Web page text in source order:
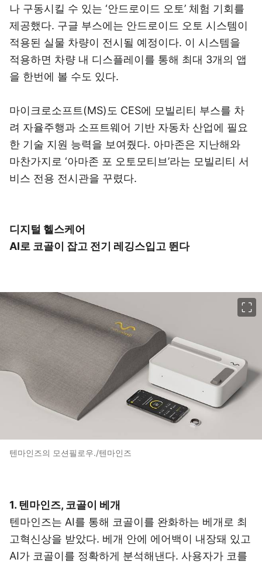
나 구동시킬 수 있는 ‘안드로이드 오토’ 체험 기회를
제공했다. 구글 부스에는 안드로이드 오토 시스템이
적용된 실물 차량이 전시될 예정이다. 이 시스템을
적용하면 차량 내 디스플레이를 통해 최대 3개의 앱
을 한번에 볼 수도 있다.
마이크로소프트(MS)도 CES에 모빌리티 부스를 차
려 자율주행과 소프트웨어 기반 자동차 산업에 필요
한 기술 지원 능력을 보여줬다. 아마존은 지난해와
마찬가지로 ‘아마존 포 오토모티브’라는 모빌리티 서
비스 전용 전시관을 꾸렸다.
디지털 헬스케어
AI로 코골이 잡고 전기 레깅스입고 뛴다
텐마인즈의 모션필로우./텐마인즈
1. 텐마인즈, 코골이 베개
텐마인즈는 AI를 통해 코골이를 완화하는 베개로 최
고혁신상을 받았다. 베개 안에 에어백이 내장돼 있고
AI가 코골이를 정확하게 분석해낸다. 사용자가 코를